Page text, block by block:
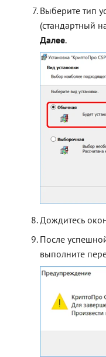
Выберите тип
(стандартный
Далее.
Дождитесь
После
выполните